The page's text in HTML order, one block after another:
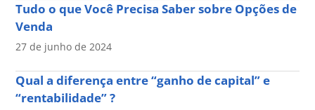
Tudo o que Você Precisa Saber sobre Opções de
Venda
27 de junho de 2024
Qual a diferença entre “ganho de capital” e
“rentabilidade” ?